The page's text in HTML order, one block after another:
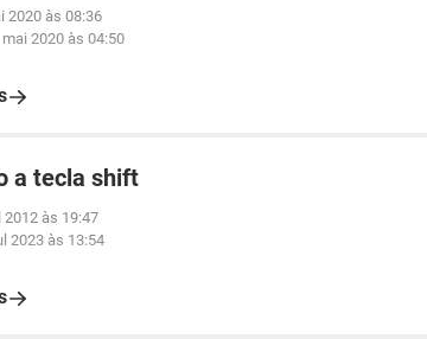
2020 às 08:36
mai 2020 às 04:50
a tecla shift
2012 às 19:47
2023 às 13:54